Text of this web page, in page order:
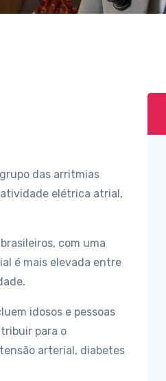
das arritmias
elétrica atrial,
com uma
é mais elevada entre
idosos e pessoas
para o
arterial, diabetes